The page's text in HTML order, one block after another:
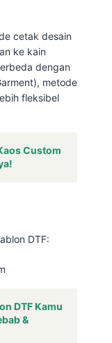
cetak desain
ke kain
dengan
metode
fleksibel
Custom
DTF:
DTF Kamu
&